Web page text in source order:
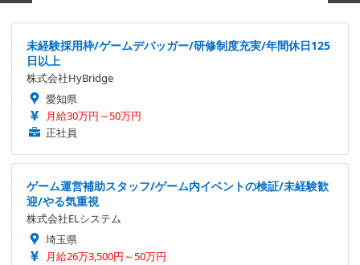
未経験採用枠/ゲームデバッガー/研修制度充実/年間休日125
日以上
株式会社HyBridge
愛知県
月給30万円～50万円
正社員
ゲーム運営補助スタッフ/ゲーム内イベントの検証/未経験歓
迎/やる気重視
株式会社ELシステム
埼玉県
月給26万3,500円～50万円